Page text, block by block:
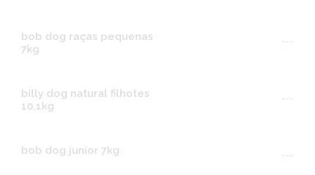
bob dog raças pequenas
7kg
---
billy dog natural filhotes
10,1kg
---
bob dog junior 7kg ---